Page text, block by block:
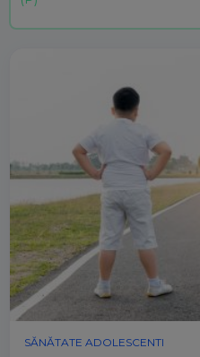
SĂNĂTATE ADOLESCENTI